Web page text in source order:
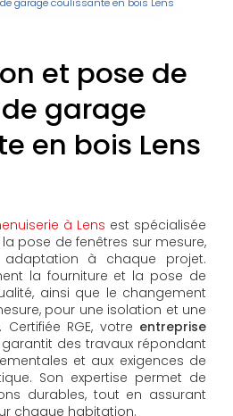
et pose de
garage
en bois Lens
à Lens est spécialisée
pose de fenêtres sur mesure,
à chaque projet.
la fourniture et la pose de
ainsi que le changement
pour une isolation et une
RGE, votre entreprise
garantit des travaux répondant
et aux exigences de
Son expertise permet de
durables, tout en assurant
chaque habitation.